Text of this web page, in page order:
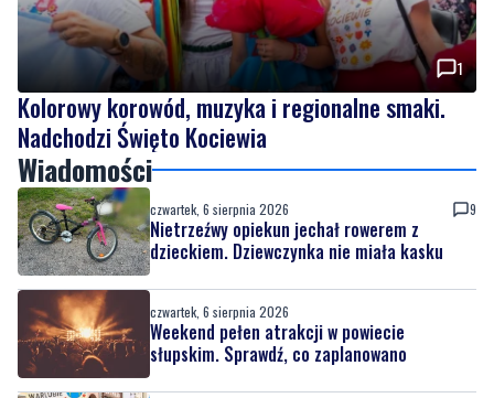
1
Kolorowy korowód, muzyka i regionalne smaki.
Nadchodzi Święto Kociewia
Wiadomości
czwartek, 6 sierpnia 2026 9
Nietrzeźwy opiekun jechał rowerem z
dzieckiem. Dziewczynka nie miała kasku
czwartek, 6 sierpnia 2026
Weekend pełen atrakcji w powiecie
słupskim. Sprawdź, co zaplanowano